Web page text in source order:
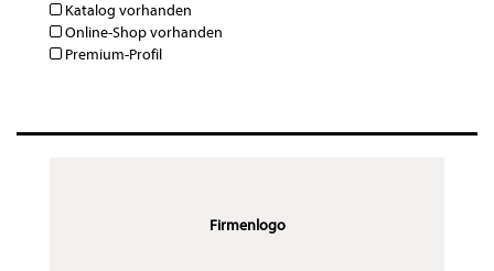
Katalog vorhanden
Online-Shop vorhanden
Premium-Profil
Firmenlogo